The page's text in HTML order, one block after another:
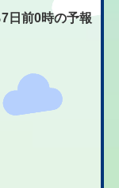
日前0時の予報